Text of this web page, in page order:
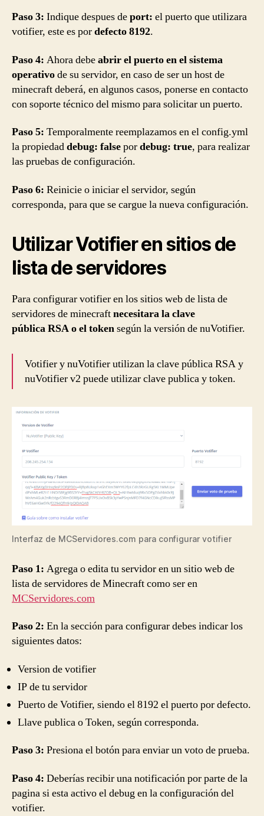
Paso 3: Indique despues deport: el puerto que utilizara
votifier, este es pordefecto 8192.
Paso 4: Ahora debeabrir el puerto en el sistema
operativode su servidor, en caso de ser un host de
minecraft deberá, en algunos casos, ponerse en contacto
con soporte técnico del mismo para solicitar un puerto.
Paso 5: Temporalmente reemplazamos en el config.yml
la propiedaddebug: falsepordebug: true, para realizar
las pruebas de configuración.
Paso 6: Reinicie o iniciar el servidor, según
corresponda, para que se cargue la nueva configuración.
Utilizar Votifier en sitios de
lista de servidores
Para configurar votifier en los sitios web de lista de
servidores de minecraftnecesitara la clave
pública RSA o el tokensegún la versión de nuVotifier.
Votifier y nuVotifier utilizan la clave pública RSA y
nuVotifier v2 puede utilizar clave publica y token.
Interfaz de MCServidores.com para configurar votifier
Paso 1: Agrega o edita tu servidor en un sitio web de
lista de servidores de Minecraft como ser en
MCServidores.com
Paso 2: En la sección para configurar debes indicar los
siguientes datos:
Version de votifier
IP de tu servidor
Puerto de Votifier, siendo el 8192 el puerto por defecto.
Llave publica o Token, según corresponda.
Paso 3: Presiona el botón para enviar un voto de prueba.
Paso 4: Deberías recibir una notificación por parte de la
pagina si esta activo el debug en la configuración del
votifier.